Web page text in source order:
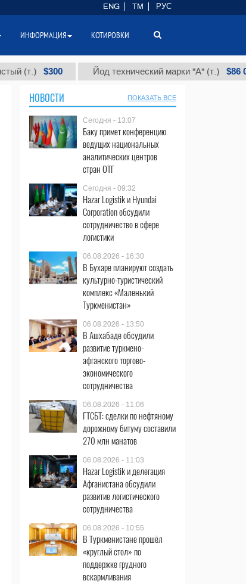
$300 Йод технический марки "А" (т.) $86 000
НОВОСТИ ПОКАЗАТЬ ВСЕ
Сегодня - 13:07
Баку примет конференцию
ведущих национальных
аналитических центров
стран ОТГ
Сегодня - 09:32
Hazar Logistik и Hyundai
Corporation обсудили
сотрудничество в сфере
логистики
06.08.2026 - 16:30
В Бухаре планируют создать
культурно-туристический
комплекс «Маленький
Туркменистан»
06.08.2026 - 13:50
В Ашхабаде обсудили
развитие туркмено-
афганского торгово-
экономического
сотрудничества
06.08.2026 - 11:06
ГТСБТ: сделки по нефтяному
дорожному битуму составили
270 млн манатов
06.08.2026 - 11:03
Hazar Logistik и делегация
Афганистана обсудили
развитие логистического
сотрудничества
06.08.2026 - 10:55
В Туркменистане прошёл
«круглый стол» по
поддержке грудного
вскармливания
ENG TM РУС
ИНФОРМАЦИЯ КОТИРОВКИ